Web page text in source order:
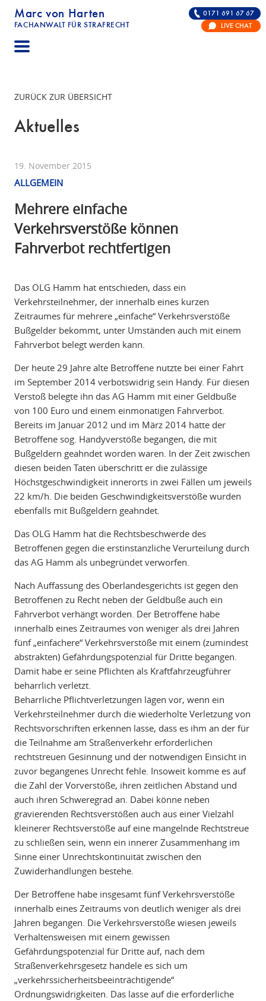
Marc von Harten
FACHANWALT FÜR STRAFRECHT
STRAFRECHT | RECHTSANWALT FÜR DIE
0171 691 67 67
LIVE CHAT
ZURÜCK ZUR ÜBERSICHT
Aktuelles
19. November 2015
ALLGEMEIN
Mehrere einfache
Verkehrsverstöße können
Fahrverbot rechtfertigen
Das OLG Hamm hat entschieden, dass ein
Verkehrsteilnehmer, der innerhalb eines kurzen
Zeitraumes für mehrere „einfache“ Verkehrsverstöße
Bußgelder bekommt, unter Umständen auch mit einem
Fahrverbot belegt werden kann.
Der heute 29 Jahre alte Betroffene nutzte bei einer Fahrt
im September 2014 verbotswidrig sein Handy. Für diesen
Verstoß belegte ihn das AG Hamm mit einer Geldbuße
von 100 Euro und einem einmonatigen Fahrverbot.
Bereits im Januar 2012 und im März 2014 hatte der
Betroffene sog. Handyverstöße begangen, die mit
Bußgeldern geahndet worden waren. In der Zeit zwischen
diesen beiden Taten überschritt er die zulässige
Höchstgeschwindigkeit innerorts in zwei Fällen um jeweils
22 km/h. Die beiden Geschwindigkeitsverstöße wurden
ebenfalls mit Bußgeldern geahndet.
Das OLG Hamm hat die Rechtsbeschwerde des
Betroffenen gegen die erstinstanzliche Verurteilung durch
das AG Hamm als unbegründet verworfen.
Nach Auffassung des Oberlandesgerichts ist gegen den
Betroffenen zu Recht neben der Geldbuße auch ein
Fahrverbot verhängt worden. Der Betroffene habe
innerhalb eines Zeitraumes von weniger als drei Jahren
fünf „einfachere“ Verkehrsverstöße mit einem (zumindest
abstrakten) Gefährdungspotenzial für Dritte begangen.
Damit habe er seine Pflichten als Kraftfahrzeugführer
beharrlich verletzt.
Beharrliche Pflichtverletzungen lägen vor, wenn ein
Verkehrsteilnehmer durch die wiederholte Verletzung von
Rechtsvorschriften erkennen lasse, dass es ihm an der für
die Teilnahme am Straßenverkehr erforderlichen
rechtstreuen Gesinnung und der notwendigen Einsicht in
zuvor begangenes Unrecht fehle. Insoweit komme es auf
die Zahl der Vorverstöße, ihren zeitlichen Abstand und
auch ihren Schweregrad an. Dabei könne neben
gravierenden Rechtsverstößen auch aus einer Vielzahl
kleinerer Rechtsverstöße auf eine mangelnde Rechtstreue
zu schließen sein, wenn ein innerer Zusammenhang im
Sinne einer Unrechtskontinuität zwischen den
Zuwiderhandlungen bestehe.
Der Betroffene habe insgesamt fünf Verkehrsverstöße
innerhalb eines Zeitraums von deutlich weniger als drei
Jahren begangen. Die Verkehrsverstöße wiesen jeweils
Verhaltensweisen mit einem gewissen
Gefährdungspotenzial für Dritte auf, nach dem
Straßenverkehrsgesetz handele es sich um
„verkehrssicherheitsbeeinträchtigende“
Ordnungswidrigkeiten. Das lasse auf die erforderliche